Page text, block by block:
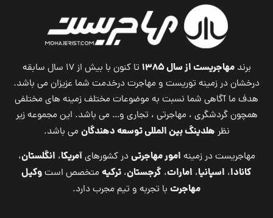
برندمهاجریست از سال ۱۳۸۵
تا کنون با بیش از ۱۷ سال سابقه
درخشان در زمینه توریست و مهاجرت درخدمت شما عزیزان می باشد.
هدف ما آگاهی شما نسبت به موضوعات مختلف زمینه های مختلفی
همچون گردشگری ، مهاجرتی ، تجاری و… می باشد. این مجموعه زیر
نظر هلدینگ بین المللی توسعه دهندگان می باشد.
مهاجریست در زمینه امور مهاجرتیدر کشورهایآمریکا، انگلستان،
کانادا، اسپانیا، امارات، گرجستان، ترکیه متخصص استوکیل
مهاجرت با تجربه و تیم مجرب دارد.